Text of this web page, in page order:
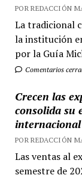
POR REDACCIÓN
La tradicional
la institución
por la Guía
Comentarios
Crecen las
consolida su
internacional
POR REDACCIÓN
Las ventas al
semestre de